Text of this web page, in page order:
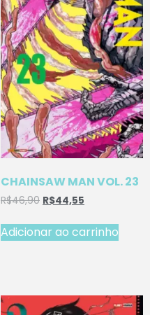
CHAINSAW MAN VOL. 23
R$46,90 R$44,55
Adicionar ao carrinho